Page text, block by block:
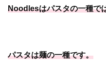
Noodlesはパスタの一種で
パスタは麺の一種です。